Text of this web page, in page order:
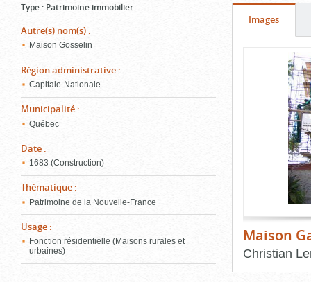
Type : Patrimoine immobilier
Autre(s) nom(s) :
Maison Gosselin
Région administrative :
Capitale-Nationale
Municipalité :
Québec
Date :
1683 (Construction)
Thématique :
Patrimoine de la Nouvelle-France
Usage :
Fonction résidentielle (Maisons rurales et
urbaines)
Onglet
Images(cliquer
pour
voir
Contenu
l'onglet
Maison
Christian